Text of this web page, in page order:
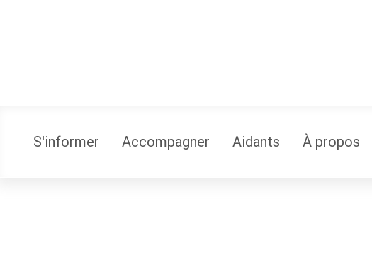
S'informer Accompagner Aidants À propos